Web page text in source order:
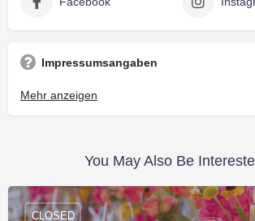
Impressumsangaben
Tabakwaren H.Mammen
Mail: shop@mammen-tabak.de
01721306281
Umsatzsteuer-Identifikationsnummer(n):
Mehr anzeigen
You May Also Be
CLOSED